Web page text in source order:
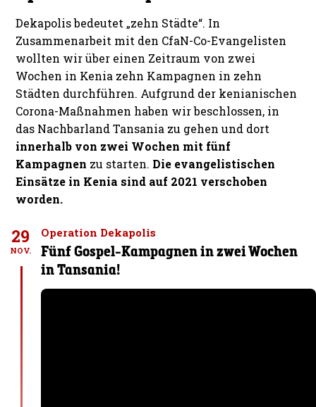
Dekapolis bedeutet „zehn Städte“. In
Zusammenarbeit mit den CfaN-Co-Evangelisten
wollten wir über einen Zeitraum von zwei
Wochen in Kenia zehn Kampagnen in zehn
Städten durchführen. Aufgrund der kenianischen
Corona-Maßnahmen haben wir beschlossen, in
das Nachbarland Tansania zu gehen und dort
innerhalb von zwei Wochen mit fünf
Kampagnen zu starten. Die evangelistischen
Einsätze in Kenia sind auf 2021 verschoben
worden.
29
NOV.
Operation Dekapolis
Fünf Gospel-Kampagnen in zwei Wochen
in Tansania!